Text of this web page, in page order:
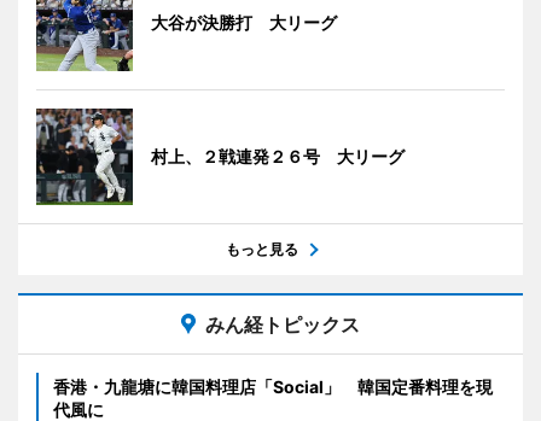
大谷が決勝打 大リーグ
村上、２戦連発２６号 大リーグ
もっと見る
みん経トピックス
香港・九龍塘に韓国料理店「Social」 韓国定番料理を現
代風に